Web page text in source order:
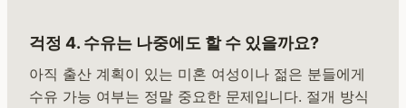
걱정 4. 수유는 나중에도 할 수 있을까요?
아직 출산 계획이 있는 미혼 여성이나 젊은 분들에게
수유 가능 여부는 정말 중요한 문제입니다. 절개 방식